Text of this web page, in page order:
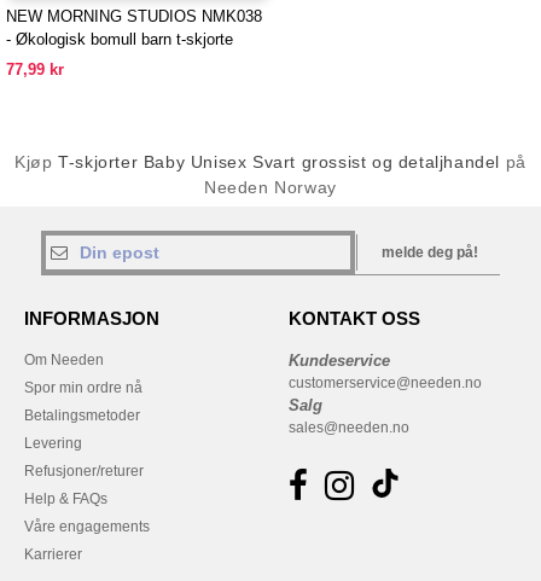
NEW MORNING STUDIOS NMK038
- Økologisk bomull barn t-skjorte
77,99 kr
KjøpT-skjorter Baby Unisex Svart grossist og detaljhandel på
Needen Norway
melde deg på!
INFORMASJON
Om Needen
Spor min ordre nå
Betalingsmetoder
Levering
Refusjoner/returer
Help & FAQs
Våre engagements
Karrierer
KONTAKT OSS
Kundeservice
customerservice@needen.no
Salg
sales@needen.no